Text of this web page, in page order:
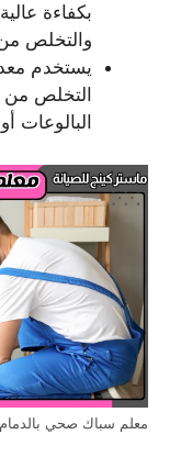
بكفاءة
والتخلص من
يستخدم
التخلص من
البالوعات
معلم سباك صحي بالدمام